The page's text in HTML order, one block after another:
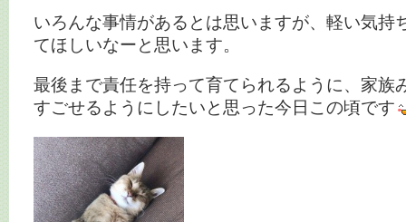
いろんな事情があるとは思いますが、軽い気持
てほしいなーと思います。
最後まで責任を持って育てられるように、家族
すごせるようにしたいと思った今日この頃です